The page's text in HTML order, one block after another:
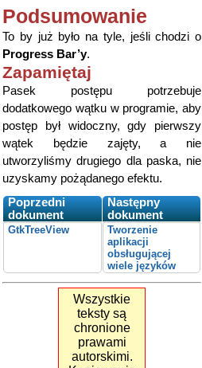
Podsumowanie
To by już było na tyle, jeśli chodzi o
Progress Bar’y.
Zapamiętaj
Pasek postępu potrzebuje
dodatkowego wątku w programie, aby
postęp był widoczny, gdy pierwszy
wątek będzie zajęty, a nie
utworzyliśmy drugiego dla paska, nie
uzyskamy pożądanego efektu.
Poprzedni
dokument
Następny
dokument
GtkTreeView
Tworzenie
aplikacji
obsługującej
wiele języków
Wszystkie
teksty są
chronione
prawami
autorskimi.